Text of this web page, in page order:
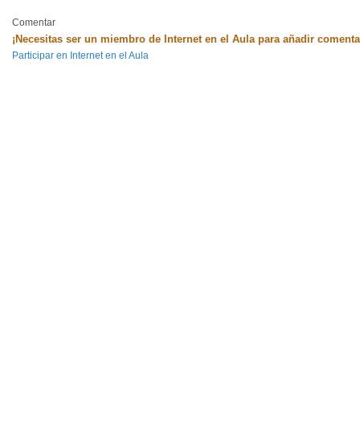
Comentar
¡Necesitas ser un miembro de Internet en el Aula para añadir
Participar en Internet en el Aula